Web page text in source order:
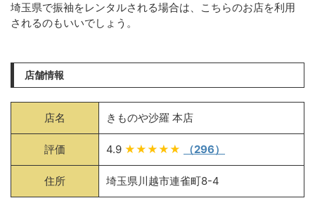
埼玉県で振袖をレンタルされる場合は、こちらのお店を利用
されるのもいいでしょう。
店舗情報
店名 きものや沙羅 本店
評価 4.9 ★★★★★ （296）
住所 埼玉県川越市連雀町8-4